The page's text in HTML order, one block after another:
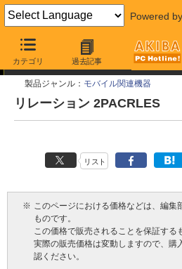
Powered by
カテゴリ 過去記事
今週見つけた新製品
製品ジャンル： モバイル関連機器
リレーション 2PACRLES
リスト
※ このページにおける価格などは、編集
ものです。
この価格で販売されることを保証する
実際の販売価格は変動しますので、購
認ください。